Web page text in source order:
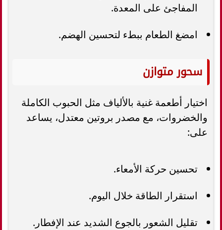
المفاجئ على المعدة.
امضغ الطعام ببطء لتحسين الهضم.
سحور متوازن
اختيار أطعمة غنية بالألياف مثل الحبوب الكاملة
والخضروات، مع مصدر بروتين معتدل، يساعد
على:
تحسين حركة الأمعاء.
استقرار الطاقة خلال اليوم.
تقليل الشعور بالجوع الشديد عند الإفطار.